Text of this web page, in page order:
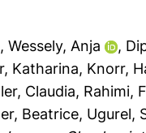
,Wessely, Anja ,
Katharina, Knorr,
Claudia, Rahimi,
Beatrice, Ugurel,